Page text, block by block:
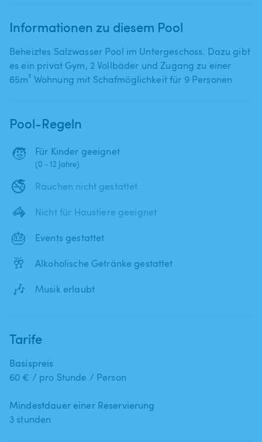
Informationen zu diesem Pool
Beheiztes Salzwasser Pool im Untergeschoss. Dazu gibt
es ein privat Gym​,​ 2 Vollbäder und Zugang zu einer
65m² Wohnung mit Schafmöglichkeit für 9 Personen
Pool-Regeln
🧒 Für Kinder geeignet
(0 - 12 Jahre)
🚭 Rauchen nicht gestattet
🦓 Nicht für Haustiere geeignet
🎂 Events gestattet
🥂 Alkoholische Getränke gestattet
🎶 Musik erlaubt
Tarife
Basispreis
60 € / pro Stunde / Person
Mindestdauer einer Reservierung
3 stunden